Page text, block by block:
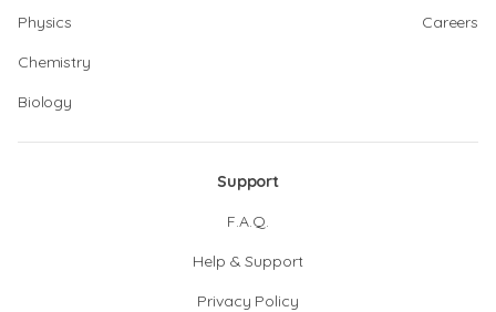
Physics
Chemistry
Biology
Careers
Support
F.A.Q.
Help & Support
Privacy Policy